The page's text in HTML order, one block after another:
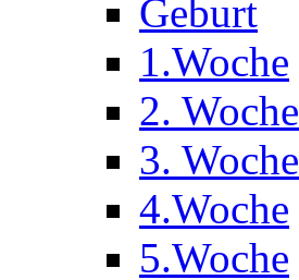
Geburt
1.Woche
2. Woche
3. Woche
4.Woche
5.Woche